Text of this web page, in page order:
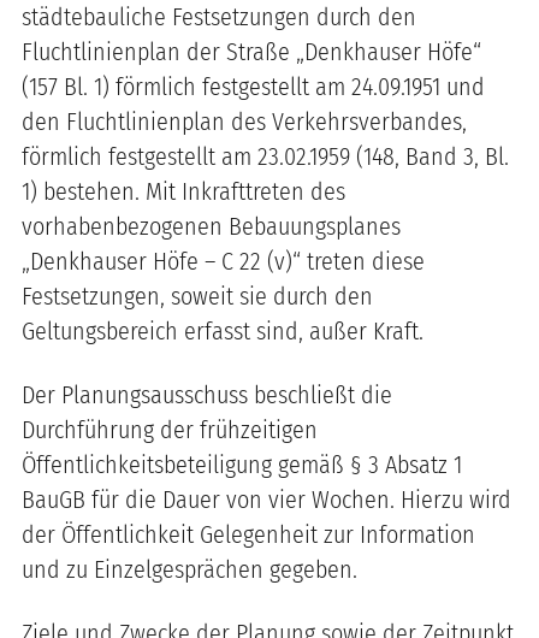
städtebauliche Festsetzungen durch den
Fluchtlinienplan der Straße „Denkhauser Höfe“
(157 Bl. 1) förmlich festgestellt am 24.09.1951 und
den Fluchtlinienplan des Verkehrsverbandes,
förmlich festgestellt am 23.02.1959 (148, Band 3, Bl.
1) bestehen. Mit Inkrafttreten des
vorhabenbezogenen Bebauungsplanes
„Denkhauser Höfe – C 22 (v)“ treten diese
Festsetzungen, soweit sie durch den
Geltungsbereich erfasst sind, außer Kraft.
Der Planungsausschuss beschließt die
Durchführung der frühzeitigen
Öffentlichkeitsbeteiligung gemäß § 3 Absatz 1
BauGB für die Dauer von vier Wochen. Hierzu wird
der Öffentlichkeit Gelegenheit zur Information
und zu Einzelgesprächen gegeben.